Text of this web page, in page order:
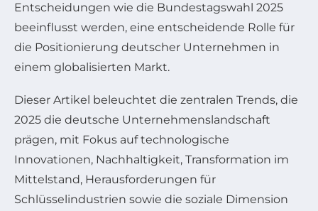
Entscheidungen wie die Bundestagswahl 2025
beeinflusst werden, eine entscheidende Rolle für
die Positionierung deutscher Unternehmen in
einem globalisierten Markt.
Dieser Artikel beleuchtet die zentralen Trends, die
2025 die deutsche Unternehmenslandschaft
prägen, mit Fokus auf technologische
Innovationen, Nachhaltigkeit, Transformation im
Mittelstand, Herausforderungen für
Schlüsselindustrien sowie die soziale Dimension